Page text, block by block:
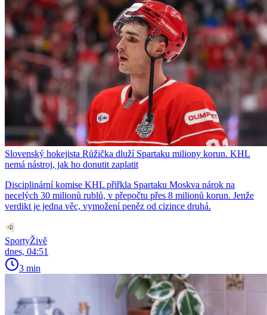
Slovenský hokejista Růžička dluží Spartaku miliony korun. KHL
nemá nástroj, jak ho donutit zaplatit
Disciplinární komise KHL přiřkla Spartaku Moskva nárok na
necelých 30 milionů rublů, v přepočtu přes 8 milionů korun. Jenže
verdikt je jedna věc, vymožení peněz od cizince druhá.
SportyŽivě
dnes, 04:51
3 min